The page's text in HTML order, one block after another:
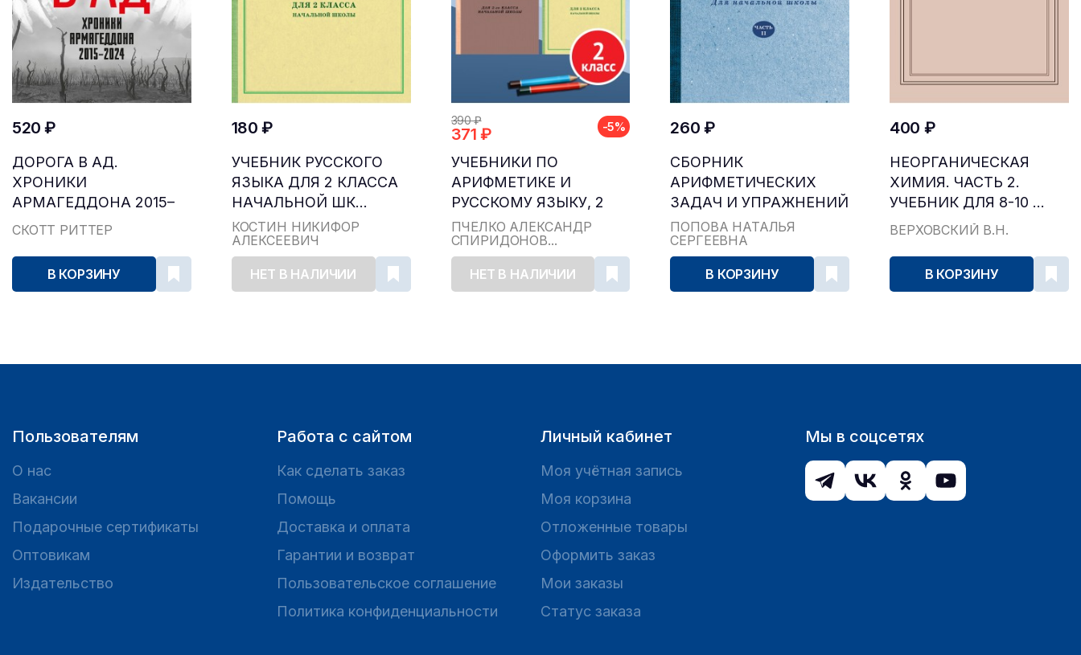
520 ₽
ДОРОГА В АД.
ХРОНИКИ
АРМАГЕДДОНА 2015–
2024
СКОТТ РИТТЕР
В КОРЗИНУ
180 ₽
УЧЕБНИК РУССКОГО
ЯЗЫКА ДЛЯ 2 КЛАССА
НАЧАЛЬНОЙ ШК...
КОСТИН НИКИФОР
АЛЕКСЕЕВИЧ
НЕТ В НАЛИЧИИ
390 ₽
371 ₽ -5%
УЧЕБНИКИ ПО
АРИФМЕТИКЕ И
РУССКОМУ ЯЗЫКУ, 2
КЛАСС...
ПЧЁЛКО АЛЕКСАНДР
СПИРИДОНОВ...
НЕТ В НАЛИЧИИ
260 ₽
СБОРНИК
АРИФМЕТИЧЕСКИХ
ЗАДАЧ И УПРАЖНЕНИЙ
ДЛЯ НА...
ПОПОВА НАТАЛЬЯ
СЕРГЕЕВНА
В КОРЗИНУ
400 ₽
НЕОРГАНИЧЕСКАЯ
ХИМИЯ. ЧАСТЬ 2.
УЧЕБНИК ДЛЯ 8-10 ...
ВЕРХОВСКИЙ В.Н.
В КОРЗИНУ
Пользователям
О нас
Вакансии
Подарочные сертификаты
Оптовикам
Издательство
Работа с сайтом
Как сделать заказ
Помощь
Доставка и оплата
Гарантии и возврат
Пользовательское соглашение
Политика конфиденциальности
Личный кабинет
Моя учётная запись
Моя корзина
Отложенные товары
Оформить заказ
Мои заказы
Статус заказа
Мы в соцсетях